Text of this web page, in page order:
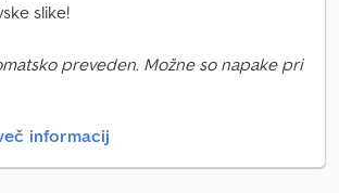
slike!
preveden. Možne so napake pri
informacij